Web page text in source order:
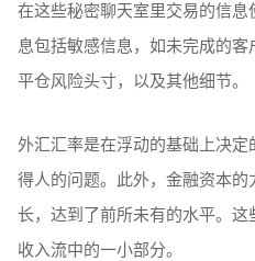
在这些秘密聊天室里交易的信
息包括敏感信息，如未完成的
平仓风险头寸，以及其他细节。
外汇汇率是在浮动的基础上决
得人的问题。此外，金融资本
长，达到了前所未有的水平。
收入流中的一小部分。